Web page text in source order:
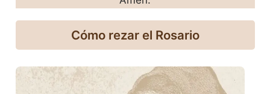
Cómo rezar el Rosario